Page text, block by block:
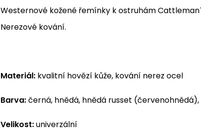
Westernové kožené řemínky k ostruhám
Nerezové kování.
Materiál: kvalitní hovězí kůže, kování nerez ocel
Barva:černá, hnědá, hnědá russet
Velikost:univerzální